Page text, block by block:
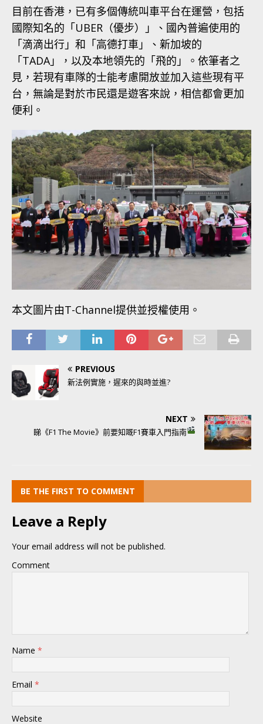
目前在香港，已有多個傳統叫車平台在運營，包括
國際知名的「UBER（優步）」、國內普遍使用的
「滴滴出行」和「高德打車」、新加坡的
「TADA」，以及本地領先的「飛的」。依筆者之
見，若現有車隊的士能考慮開放並加入這些現有平
台，無論是對於市民還是遊客來說，相信都會更加
便利。
本文圖片由T-Channel提供並授權使用。
PREVIOUS
新法例實施，遲來的與時並進?
NEXT
睇《F1 The Movie》前要知嘅F1賽車入門指南
BE THE FIRST TO COMMENT
Leave a Reply
Your email address will not be published.
Comment
Name *
Email *
Website